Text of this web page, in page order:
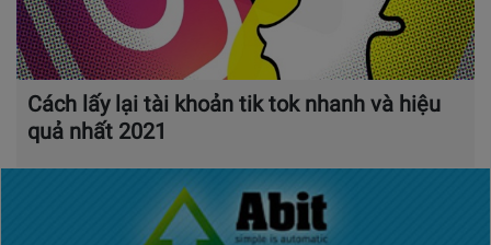
Cách lấy lại tài khoản tik tok nhanh và hiệu
quả nhất 2021